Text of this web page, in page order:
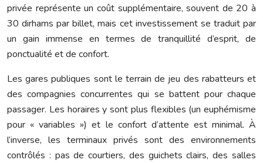
privée représente un coût supplémentaire, souvent de 20 à
30 dirhams par billet, mais cet investissement se traduit par
un gain immense en termes de tranquillité d’esprit, de
ponctualité et de confort.
Les gares publiques sont le terrain de jeu des rabatteurs et
des compagnies concurrentes qui se battent pour chaque
passager. Les horaires y sont plus flexibles (un euphémisme
pour « variables ») et le confort d’attente est minimal. À
l’inverse, les terminaux privés sont des environnements
contrôlés : pas de courtiers, des guichets clairs, des salles